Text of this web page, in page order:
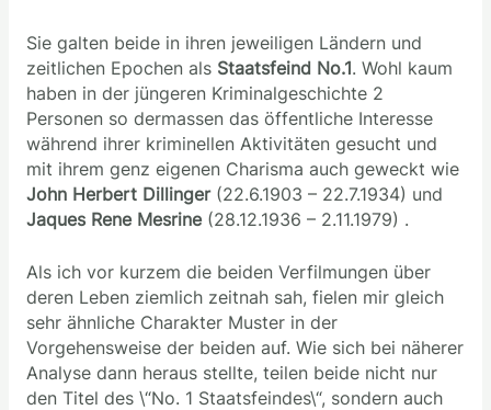
Sie galten beide in ihren jeweiligen Ländern und
zeitlichen Epochen als Staatsfeind No.1. Wohl kaum
haben in der jüngeren Kriminalgeschichte 2
Personen so dermassen das öffentliche Interesse
während ihrer kriminellen Aktivitäten gesucht und
mit ihrem genz eigenen Charisma auch geweckt wie
John Herbert Dillinger(22.6.1903 – 22.7.1934) und
Jaques Rene Mesrine(28.12.1936 – 2.11.1979) .
Als ich vor kurzem die beiden Verfilmungen über
deren Leben ziemlich zeitnah sah, fielen mir gleich
sehr ähnliche Charakter Muster in der
Vorgehensweise der beiden auf. Wie sich bei näherer
Analyse dann heraus stellte, teilen beide nicht nur
den Titel des \“No. 1 Staatsfeindes\“, sondern auch